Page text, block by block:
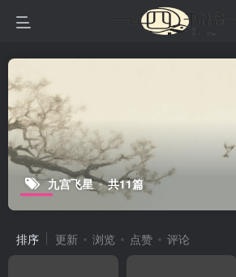
九宫飞星 共11篇
排序 更新 浏览 点赞 评论